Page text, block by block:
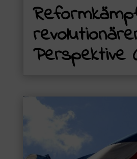
Perspektive